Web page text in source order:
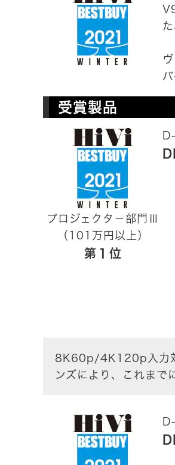
受賞製品
プロジェクタ－部門Ⅲ
（101万円以上）
第１位
8K60p/4K120p入力
ンズにより、これまで